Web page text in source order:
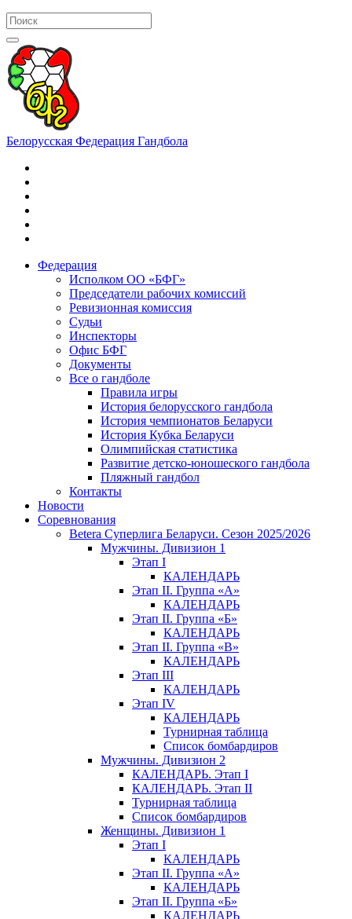
Белорусская Федерация Гандбола
Федерация
Исполком ОО «БФГ»
Председатели рабочих комиссий
Ревизионная комиссия
Судьи
Инспекторы
Офис БФГ
Документы
Все о гандболе
Правила игры
История белорусского гандбола
История чемпионатов Беларуси
История Кубка Беларуси
Олимпийская статистика
Развитие детско-юношеского гандбола
Пляжный гандбол
Контакты
Новости
Соревнования
Betera Суперлига Беларуси. Сезон 2025/2026
Мужчины. Дивизион 1
Этап I
КАЛЕНДАРЬ
Этап II. Группа «А»
КАЛЕНДАРЬ
Этап II. Группа «Б»
КАЛЕНДАРЬ
Этап II. Группа «В»
КАЛЕНДАРЬ
Этап III
КАЛЕНДАРЬ
Этап IV
КАЛЕНДАРЬ
Турнирная таблица
Список бомбардиров
Мужчины. Дивизион 2
КАЛЕНДАРЬ. Этап I
КАЛЕНДАРЬ. Этап II
Турнирная таблица
Список бомбардиров
Женщины. Дивизион 1
Этап I
КАЛЕНДАРЬ
Этап II. Группа «А»
КАЛЕНДАРЬ
Этап II. Группа «Б»
КАЛЕНДАРЬ